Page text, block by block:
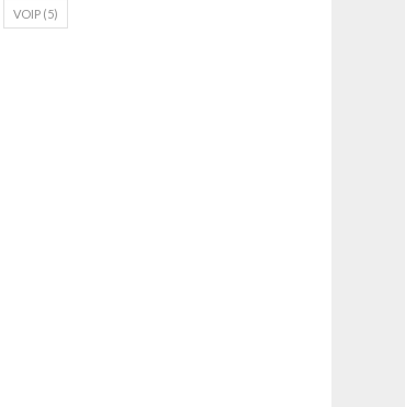
VOIP (5)